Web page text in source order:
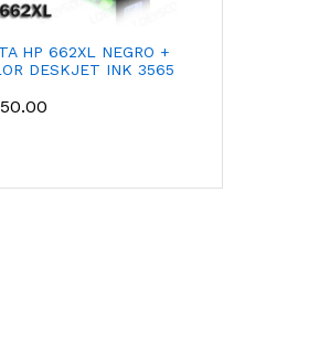
HP 662XL NEGRO +
DESKJET INK 3565